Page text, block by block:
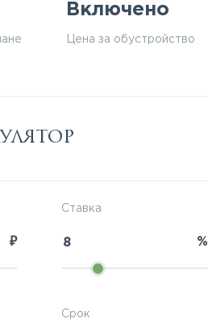
Включено
Цена за обустройство
₽
Ставка
%
Срок